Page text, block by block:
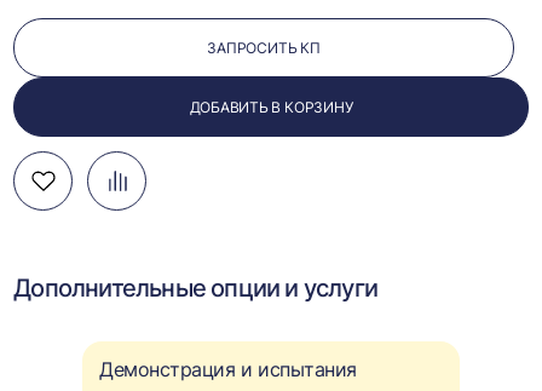
ЗАПРОСИТЬ КП
ДОБАВИТЬ В КОРЗИНУ
Добавить
в
Добавить
в
Перейти
к
Дополнительные опции и услуги
Демонстрация и испытания